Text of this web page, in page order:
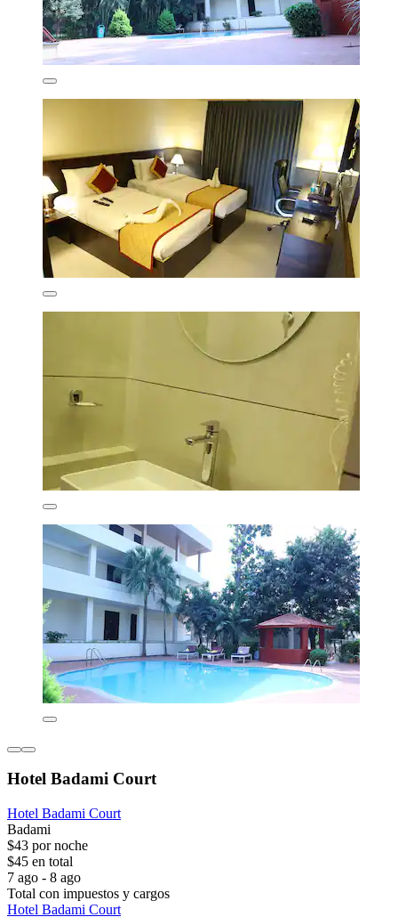
Hotel Badami Court
Hotel Badami Court
Badami
$43 por noche
$45 en total
7 ago - 8 ago
Total con impuestos y cargos
Hotel Badami Court